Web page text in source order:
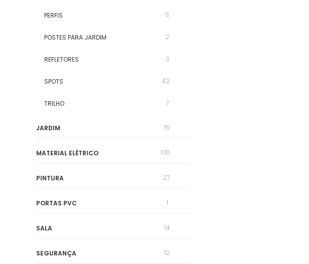
PERFIS 5
POSTES PARA JARDIM 2
REFLETORES 3
SPOTS 42
TRILHO 7
JARDIM 15
MATERIAL ELÉTRICO 170
PINTURA 27
PORTAS PVC 1
SALA 14
SEGURANÇA 12